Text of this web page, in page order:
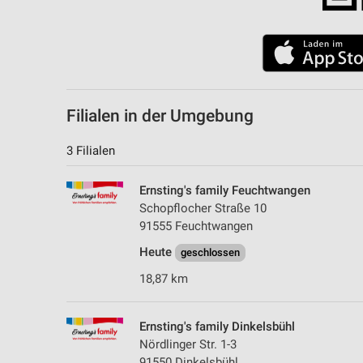
Filialen in der Umgebung
3 Filialen
Ernsting's family Feuchtwangen
Schopflocher Straße 10
91555 Feuchtwangen
Heute
geschlossen
18,87 km
Ernsting's family Dinkelsbühl
Nördlinger Str. 1-3